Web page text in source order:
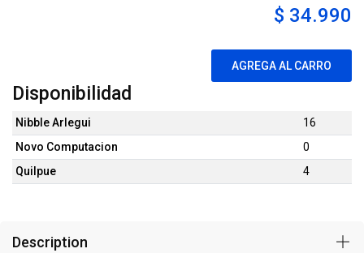
$ 34.990
AGREGA AL CARRO
Disponibilidad
Nibble Arlegui
16
Novo Computacion
0
Quilpue
4
Description